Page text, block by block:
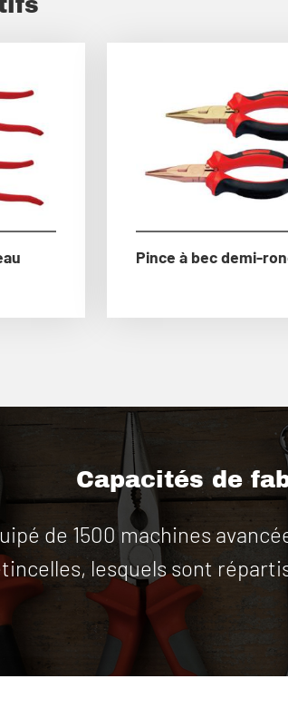
Pince à bec demi-
Capacités de
de 1500 machines
lesquels sont